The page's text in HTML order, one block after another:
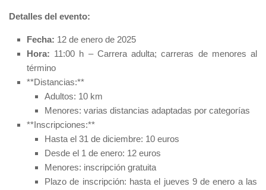
Detalles del evento:
Fecha: 12 de enero de 2025
Hora: 11:00 h – Carrera adulta; carreras de menores al
término
**Distancias:**
Adultos: 10 km
Menores: varias distancias adaptadas por categorías
**Inscripciones:**
Hasta el 31 de diciembre: 10 euros
Desde el 1 de enero: 12 euros
Menores: inscripción gratuita
Plazo de inscripción: hasta el jueves 9 de enero a las